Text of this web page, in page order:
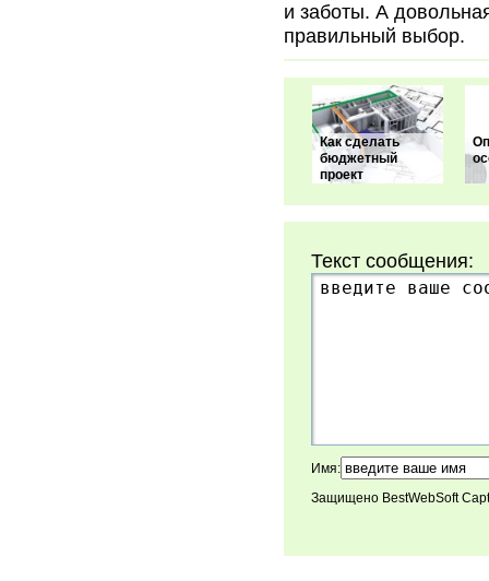
и заботы. А
правильный выбор.
Как сделать
бюджетный
проект
Текст сообщения:
Имя:
Защищено BestWebSoft